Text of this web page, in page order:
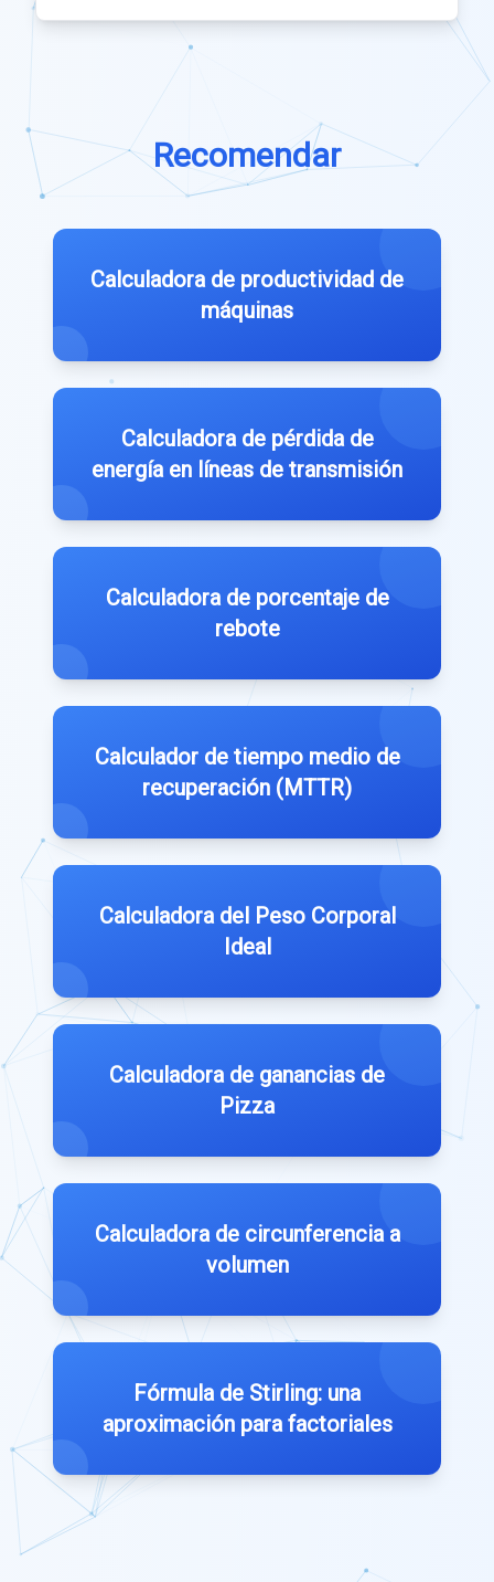
Recomendar
Calculadora de productividad de
máquinas
Calculadora de pérdida de
energía en líneas de transmisión
Calculadora de porcentaje de
rebote
Calculador de tiempo medio de
recuperación (MTTR)
Calculadora del Peso Corporal
Ideal
Calculadora de ganancias de
Pizza
Calculadora de circunferencia a
volumen
Fórmula de Stirling: una
aproximación para factoriales